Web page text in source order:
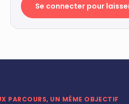
Se connecter pour
PARCOURS, UN MÊME OBJECTIF